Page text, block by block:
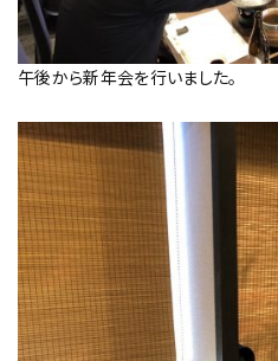
午後から新年会を行いました。